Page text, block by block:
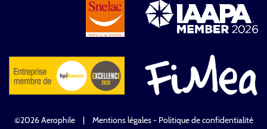
©2026 Aerophile | Mentions légales - Politique de confidentialité